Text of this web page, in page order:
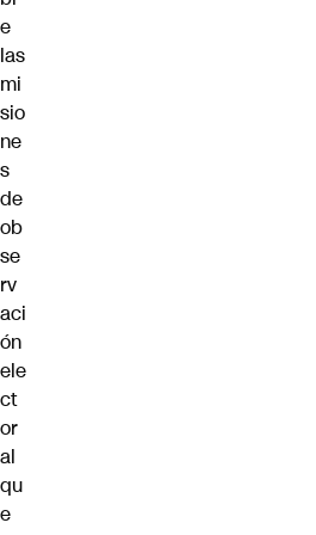
e
las
mi
sio
ne
s
de
ob
se
rv
aci
ón
ele
ct
or
al
qu
e